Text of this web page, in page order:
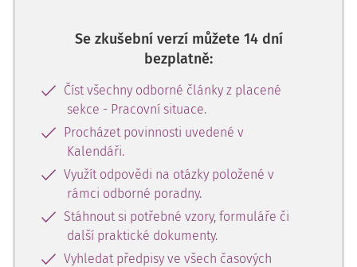
Se zkušební verzí můžete 14 dní
bezplatně:
Číst všechny odborné články z placené
sekce - Pracovní situace.
Procházet povinnosti uvedené v
Kalendáři.
Využít odpovědi na otázky položené v
rámci odborné poradny.
Stáhnout si potřebné vzory, formuláře či
další praktické dokumenty.
Vyhledat předpisy ve všech časových